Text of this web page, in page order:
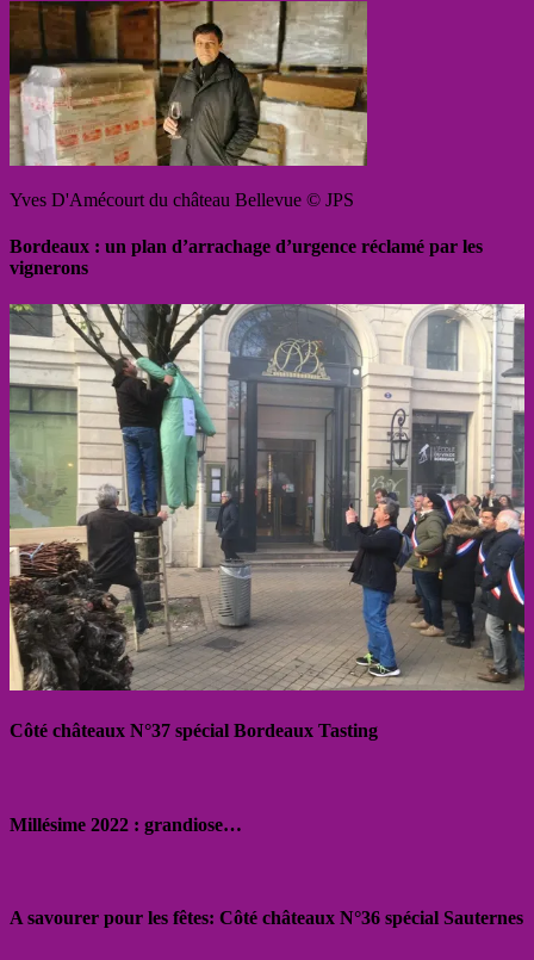
Yves D'Amécourt du château Bellevue © JPS
Bordeaux : un plan d’arrachage d’urgence réclamé par les
vignerons
Côté châteaux N°37 spécial Bordeaux Tasting
Millésime 2022 : grandiose…
A savourer pour les fêtes: Côté châteaux N°36 spécial Sauternes